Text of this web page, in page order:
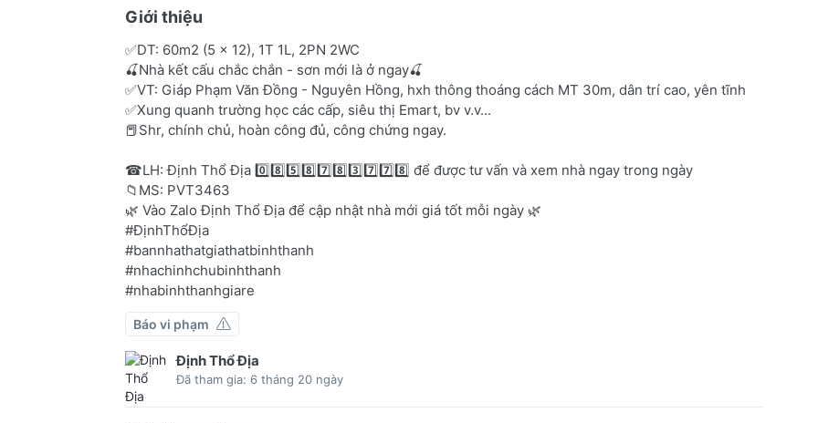
Giới thiệu
✅DT: 60m2 (5 x 12), 1T 1L, 2PN 2WC
🍒Nhà kết cấu chắc chắn - sơn mới là ở ngay🍒
✅VT: Giáp Phạm Văn Đồng - Nguyên Hồng, hxh thông thoáng cách MT 30m, dân trí cao, yên tĩnh
✅Xung quanh trường học các cấp, siêu thị Emart, bv v.v...
📕Shr, chính chủ, hoàn công đủ, công chứng ngay.
☎LH: Định Thổ Địa 0️⃣8️⃣5️⃣8️⃣7️⃣8️⃣3️⃣7️⃣7️⃣8️⃣ để được tư vấn và xem nhà ngay trong ngày
📁MS: PVT3463
🌿 Vào Zalo Định Thổ Địa để cập nhật nhà mới giá tốt mỗi ngày 🌿
#ĐịnhThổĐịa
#bannhathatgiathatbinhthanh
#nhachinhchubinhthanh
#nhabinhthanhgiare
Báo vi phạm
Định Thổ Địa
Đã tham gia: 6 tháng 20 ngày